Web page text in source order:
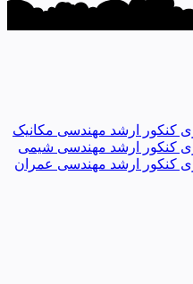
کنکور ارشد مهندسی مکانیک
کنکور ارشد مهندسی شیمی
کنکور ارشد مهندسی عمران